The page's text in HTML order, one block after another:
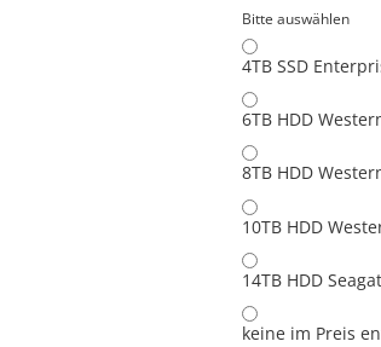
Bitte auswählen
4TB SSD
6TB HDD
8TB HDD
10TB HDD
14TB HDD
keine im Preis